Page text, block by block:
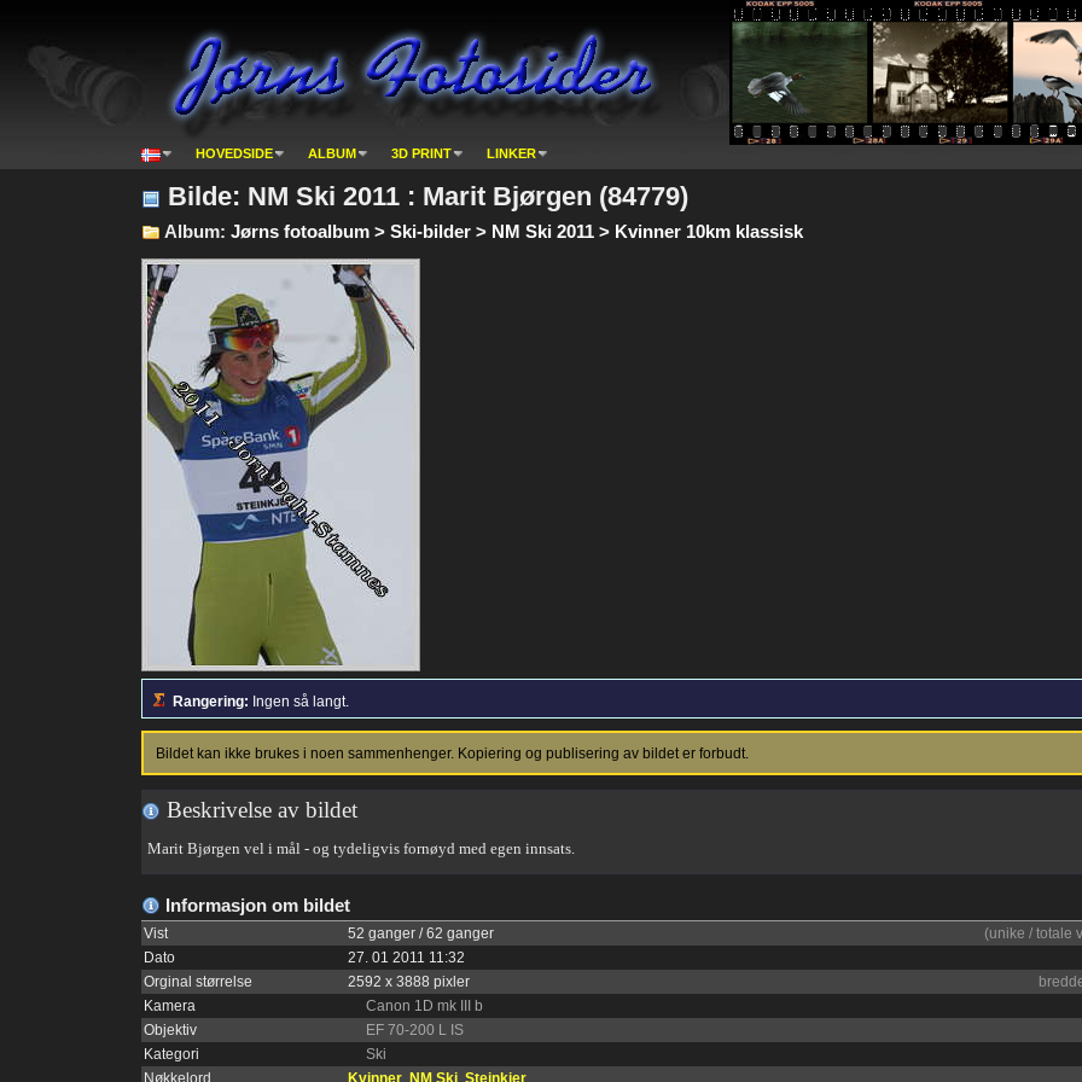
HOVEDSIDE ALBUM 3D PRINT LINKER
Bilde: NM Ski 2011 : Marit Bjørgen (84779)
Album: Jørns fotoalbum > Ski-bilder > NM Ski 2011 > Kvinner 10km klassisk
Rangering: Ingen så langt.
Bildet kan ikke brukes i noen sammenhenger. Kopiering og publisering av bildet er forbudt.
Beskrivelse av bildet
Marit Bjørgen vel i mål - og tydeligvis fornøyd med egen innsats.
Informasjon om bildet
Vist 52 ganger / 62 ganger
(unike / totale
Dato
27. 01 2011 11:32
Orginal størrelse
2592 x 3888 pixler
Kamera
Canon 1D mk III b
Objektiv
EF 70-200 L IS
Kategori
Ski
Nøkkelord
Kvinner NM Ski Steinkjer